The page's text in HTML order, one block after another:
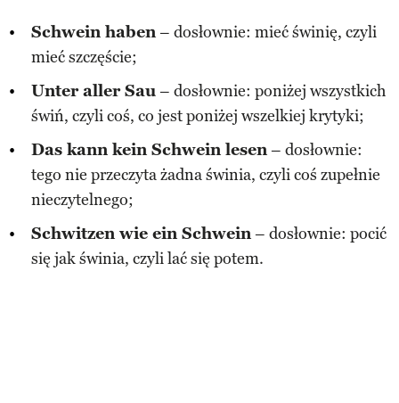
Schwein haben– dosłownie: mieć świnię, czyli
mieć szczęście;
Unter aller Sau– dosłownie: poniżej wszystkich
świń, czyli coś, co jest poniżej wszelkiej krytyki;
Das kann kein Schwein lesen– dosłownie:
tego nie przeczyta żadna świnia, czyli coś zupełnie
nieczytelnego;
Schwitzen wie ein Schwein– dosłownie: pocić
się jak świnia, czyli lać się potem.